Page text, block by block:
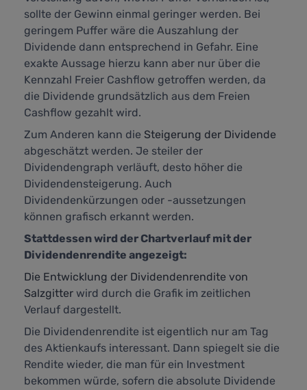
sollte der Gewinn einmal geringer werden. Bei
geringem Puffer wäre die Auszahlung der
Dividende dann entsprechend in Gefahr. Eine
exakte Aussage hierzu kann aber nur über die
Kennzahl Freier Cashflow getroffen werden, da
die Dividende grundsätzlich aus dem Freien
Cashflow gezahlt wird.
Zum Anderen kann die Steigerung der Dividende
abgeschätzt werden. Je steiler der
Dividendengraph verläuft, desto höher die
Dividendensteigerung. Auch
Dividendenkürzungen oder -aussetzungen
können grafisch erkannt werden.
Stattdessen wird der Chartverlauf mit der
Dividendenrendite angezeigt:
Die Entwicklung der Dividendenrendite von
Salzgitter wird durch die Grafik im zeitlichen
Verlauf dargestellt.
Die Dividendenrendite ist eigentlich nur am Tag
des Aktienkaufs interessant. Dann spiegelt sie die
Rendite wieder, die man für ein Investment
bekommen würde, sofern die absolute Dividende